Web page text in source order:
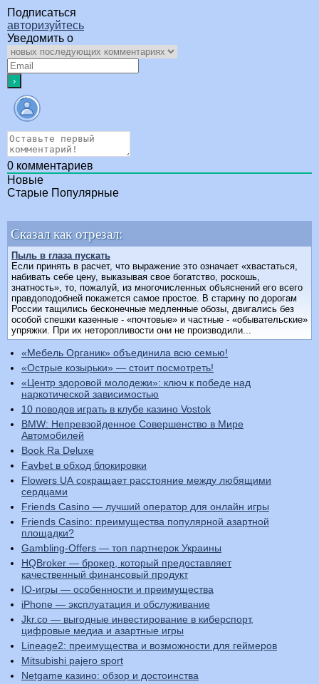
Подписаться
авторизуйтесь
Уведомить о
0 комментариев
Новые
Старые Популярные
Сказал как отрезал:
Пыль в глаза пускать
Если принять в расчет, что выражение это означает «хвастаться,
набивать себе цену, выказывая свое богатство, роскошь,
знатность», то, пожалуй, из многочисленных объяснений его всего
правдоподобней покажется самое простое. В старину по дорогам
России тащились бесконечные медленные обозы, двигались без
особой спешки казенные - «почтовые» и частные - «обывательские»
упряжки. При их неторопливости они не производили...
«Мебель Органик» объединила всю семью!
«Острые козырьки» — стоит посмотреть!
«Центр здоровой молодежи»: ключ к победе над
наркотической зависимостью
10 поводов играть в клубе казино Vostok
BMW: Непревзойденное Совершенство в Мире
Автомобилей
Book Ra Deluxe
Favbet в обход блокировки
Flowers UA сокращает расстояние между любящими
сердцами
Friends Casino — лучший оператор для онлайн игры
Friends Casino: преимущества популярной азартной
площадки?
Gambling-Offers — топ партнерок Украины
HQBroker — брокер, который предоставляет
качественный финансовый продукт
IO-игры — особенности и преимущества
iPhone — эксплуатация и обслуживание
Jkr.co — выгодные инвестирование в киберспорт,
цифровые медиа и азартные игры
Lineage2: преимущества и возможности для геймеров
Mitsubishi pajero sport
Netgame казино: обзор и достоинства